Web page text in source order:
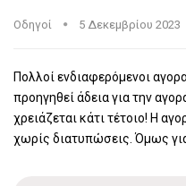
Οδηγοί 5 Δεκεμβρίου 2023
Πολλοί ενδιαφερόμενοι
προηγηθεί άδεια για την
χρειάζεται κάτι τέτοιο! Η
χωρίς διατυπώσεις. Όμως